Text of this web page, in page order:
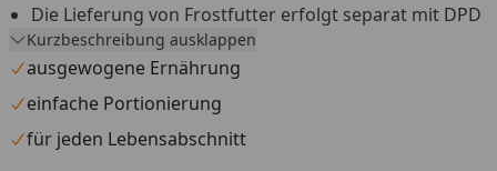
Die Lieferung von Frostfutter erfolgt separat mit DPD
aus einem Tiefkühllager.
Versandtage sind Montag bis Mittwoch, außer an
Feiertagen.
Versand nur innerhalb Deutschland und Österreich.
Kurzbeschreibung ausklappen
ausgewogene Ernährung
einfache Portionierung
für jeden Lebensabschnitt